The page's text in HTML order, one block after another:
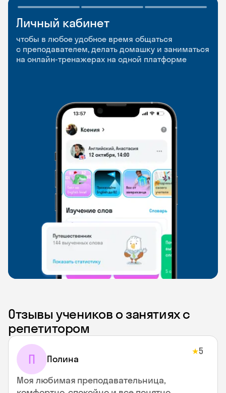
Личный кабинет
чтобы в любое удобное время общаться
с преподавателем, делать домашку и заниматься
на онлайн-тренажерах на одной платформе
Мобильное
приложение
чтобы заниматься и изучать новые слова где
и когда удобно
Разговорные клубы
и Talks
Групповые занятия для разговорной практики
и индивидуальные встречи с преподавателями
Отзывы учеников о занятиях с
репетитором
П Полина
★5
Моя любимая преподавательница,